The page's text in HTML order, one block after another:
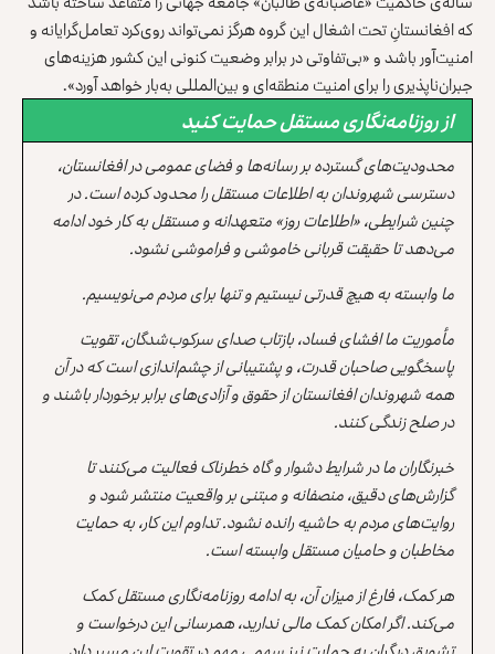
که افغانستانِ تحت اشغال این گروه هرگز نمی‌‌تواند روی‌کرد تعامل‌گرایانه‌ و
امنیت‌‌آور باشد و «بی‌تفاوتی در برابر وضعیت کنونی این کشور هزینه‌های
جبران‌ناپذیری را برای امنیت منطقه‌ای و بین‌المللی به‌بار خواهد آورد».
از روزنامه‌نگاری مستقل حمایت کنید
محدودیت‌های گسترده بر رسانه‌ها و فضای عمومی در افغانستان،
دسترسی شهروندان به اطلاعات مستقل را محدود کرده است. در
چنین شرایطی، «اطلاعات روز» متعهدانه و مستقل به کار خود ادامه
می‌دهد تا حقیقت قربانی خاموشی و فراموشی نشود.
ما وابسته به هیچ قدرتی نیستیم و تنها برای مردم می‌نویسیم.
مأموریت ما افشای فساد، بازتاب صدای سرکوب‌شدگان، تقویت
پاسخگویی صاحبان قدرت، و پشتیبانی از چشم‌اندازی است که در آن
همه شهروندان افغانستان از حقوق و آزادی‌های برابر برخوردار باشند و
در صلح زندگی کنند.
خبرنگاران ما در شرایط دشوار و گاه خطرناک فعالیت می‌کنند تا
گزارش‌های دقیق، منصفانه و مبتنی بر واقعیت منتشر شود و
روایت‌های مردم به حاشیه رانده نشود. تداوم این کار، به حمایت
مخاطبان و حامیان مستقل وابسته است.
هر کمک، فارغ از میزان آن، به ادامه روزنامه‌نگاری مستقل کمک
می‌کند. اگر امکان کمک مالی ندارید، همرسانی این درخواست و